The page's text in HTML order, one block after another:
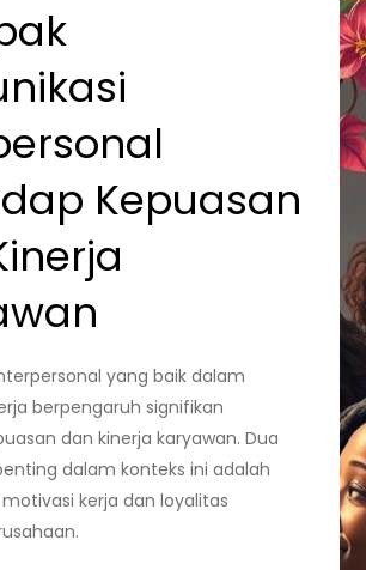
Kepuasan
yang baik dalam
berpengaruh signifikan
dan kinerja karyawan. Dua
dalam konteks ini adalah
kerja dan loyalitas